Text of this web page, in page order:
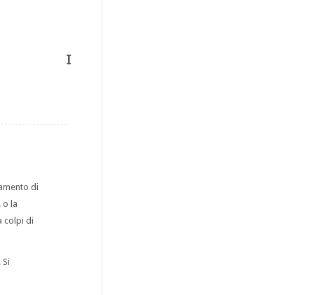
di
o la
colpi di
I